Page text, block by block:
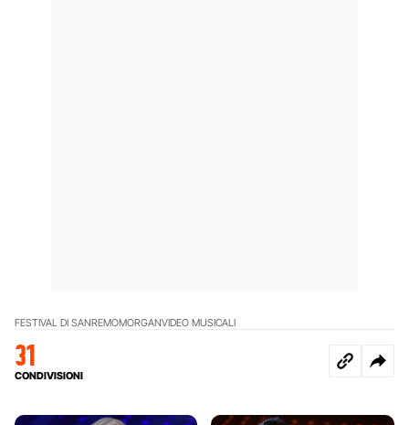
FESTIVAL DI SANREMOMORGANVIDEO MUSICALI
31
CONDIVISIONI